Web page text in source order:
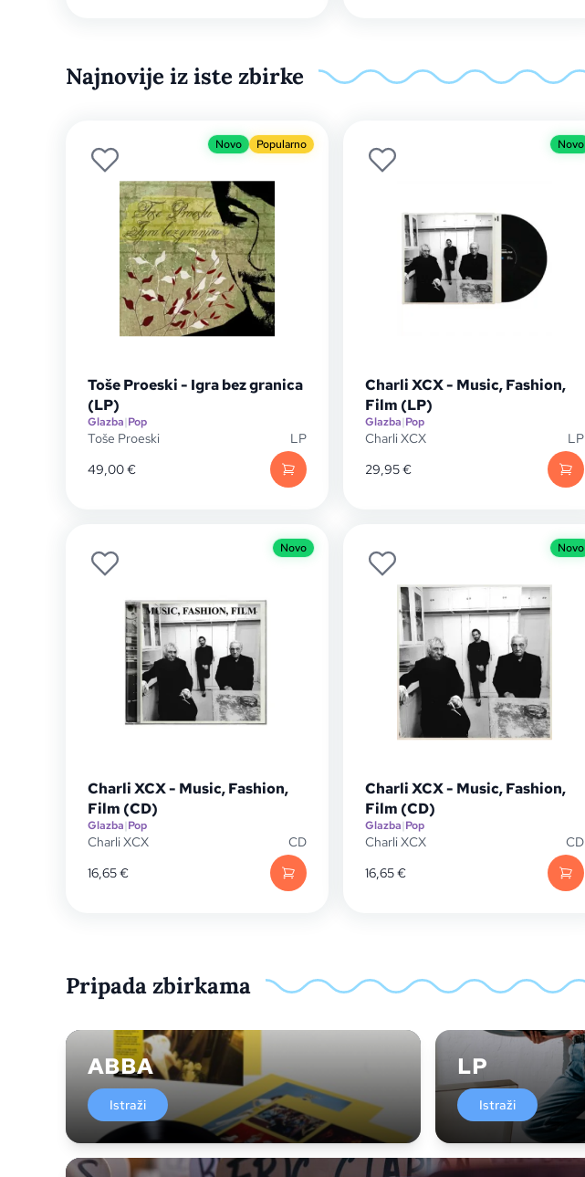
Najnovije iz iste zbirke
Novo Popularno
Toše Proeski - Igra bez granica
(LP)
Glazba|Pop
Toše Proeski
LP
49,00€
Novo
Charli XCX - Music, Fashion,
Film (LP)
Glazba|Pop
Charli XCX
LP
29,95€
Novo
Charli XCX - Music, Fashion,
Film (CD)
Glazba|Pop
Charli XCX
CD
16,65€
Novo
Charli XCX - Music, Fashion,
Film (CD)
Glazba|Pop
Charli XCX
CD
16,65€
Pripada zbirkama
ABBA
Istraži
LP
Istraži